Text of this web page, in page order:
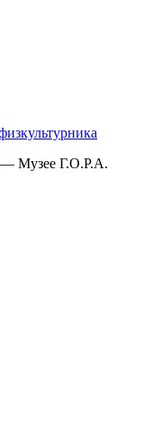
— Музее Г.О.Р.А.